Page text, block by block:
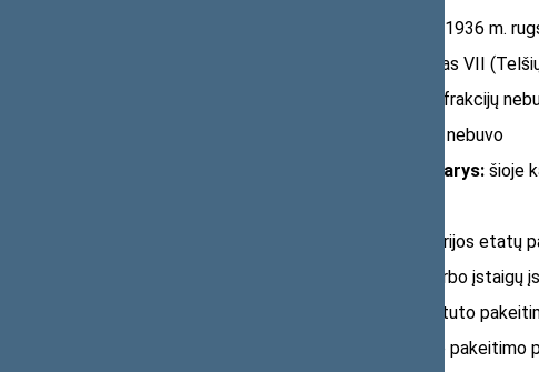
1936 m.
Išrinktas VII
šioje kadencijoje frakcijų
nebuvo
Seimo seniūnų sueigos narys​: šioje
Komisijos Švietimo ministerijos etatų
Komisijos Priverčiamojo darbo
Komisijos Baudžiamojo statuto
Komisijos Kurortų įstatymo pakeitimo